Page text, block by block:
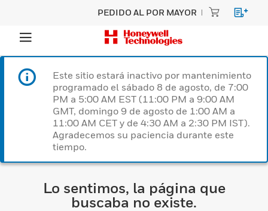
PEDIDO AL POR MAYOR
Este sitio estará inactivo por mantenimiento
programado el sábado 8 de agosto, de 7:00
PM a 5:00 AM EST (11:00 PM a 9:00 AM
GMT, domingo 9 de agosto de 1:00 AM a
11:00 AM CET y de 4:30 AM a 2:30 PM IST).
Agradecemos su paciencia durante este
tiempo.
Lo sentimos, la página que
buscaba no existe.